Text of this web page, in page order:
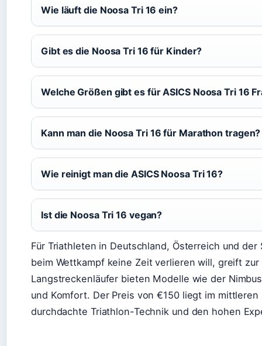
Wie läuft die Noosa Tri 16 ein?
Gibt es die Noosa Tri 16 für Kinder?
Welche Größen gibt es für ASICS Noosa Tri 16
Kann man die Noosa Tri 16 für Marathon tragen?
Wie reinigt man die ASICS Noosa Tri 16?
Ist die Noosa Tri 16 vegan?
Für Triathleten in Deutschland, Österreich und
beim Wettkampf keine Zeit verlieren will, greift zur
Langstreckenläufer bieten Modelle wie der
und Komfort. Der Preis von €150 liegt im
durchdachte Triathlon-Technik und den hohen